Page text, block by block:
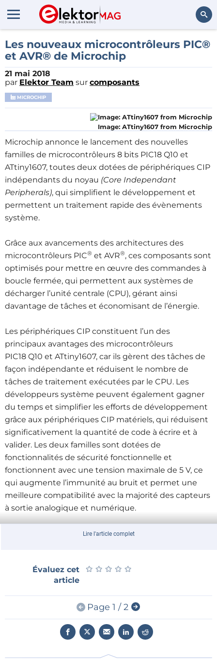
Rechercher
Les nouveaux microcontrôleurs PIC®
et AVR® de Microchip
21 mai 2018
par Elektor Team sur composants
MICROCHIP
Image: ATtiny1607 from Microchip
Microchip annonce le lancement des nouvelles
familles de microcontrôleurs 8 bits PIC18 Q10 et
ATtiny1607, toutes deux dotées de périphériques CIP
indépendants du noyau (Core Independant
Peripherals), qui simplifient le développement et
permettent un traitement rapide des évènements
système.
Grâce aux avancements des architectures des
microcontrôleurs PIC® et AVR®, ces composants sont
optimisés pour mettre en œuvre des commandes à
boucle fermée, qui permettent aux systèmes de
décharger l’unité centrale (CPU), gérant ainsi
davantage de tâches et économisant de l’énergie.
Les périphériques CIP constituent l’un des
principaux avantages des microcontrôleurs
PIC18 Q10 et ATtiny1607, car ils gèrent des tâches de
façon indépendante et réduisent le nombre de
tâches de traitement exécutées par le CPU. Les
développeurs système peuvent également gagner
du temps et simplifier les efforts de développement
grâce aux périphériques CIP matériels, qui réduisent
significativement la quantité de code à écrire et à
valider. Les deux familles sont dotées de
fonctionnalités de sécurité fonctionnelle et
fonctionnent avec une tension maximale de 5 V, ce
qui augmente l’immunité au bruit et permet une
meilleure compatibilité avec la majorité des capteurs
à sortie analogique et numérique.
Encapsulée dans un boîtier compact QFN à 20
fermée avec contraintes d’espace comme les
alimentations portatives et les télécommandes.
Lire l'article complet
Évaluez cet
article
★ ★ ★ ★ ★
★ ★ ★ ★ ★
Page 1 / 2